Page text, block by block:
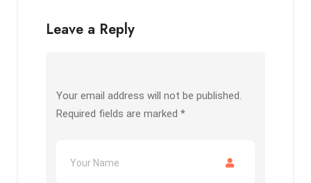
o
Leave a Reply
Your email address will not be published.
Required fields are marked *